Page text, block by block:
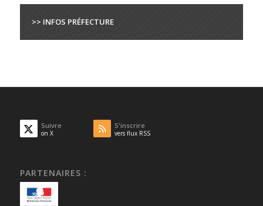
>> INFOS PRÉFECTURE
Suivre
on X
S'inscrire
vers flux RSS
PARTENAIRES :